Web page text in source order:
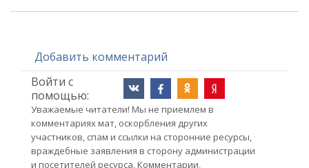
Добавить комментарий
Войти с
помощью:
Уважаемые читатели! Мы не приемлем в
комментариях мат, оскорбления других
участников, спам и ссылки на сторонние ресурсы,
враждебные заявления в сторону администрации
и посетителей ресурса. Комментарии,